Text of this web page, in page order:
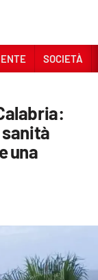
SOCIETÀ
una